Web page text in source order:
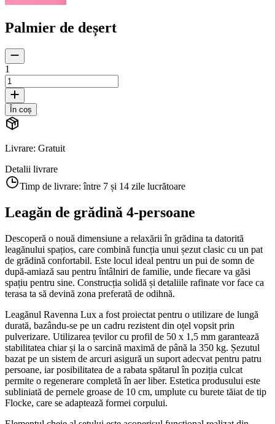
Palmier de deșert
1
În coș
Livrare: Gratuit
Detalii livrare
Timp de livrare:între 7 și 14 zile lucrătoare
Leagăn de grădină 4-persoane
Descoperă o nouă dimensiune a relaxării în grădina ta datorită
leagănului spațios, care combină funcția unui șezut clasic cu un pat
de grădină confortabil. Este locul ideal pentru un pui de somn de
după-amiază sau pentru întâlniri de familie, unde fiecare va găsi
spațiu pentru sine. Construcția solidă și detaliile rafinate vor face ca
terasa ta să devină zona preferată de odihnă.
Leagănul Ravenna Lux a fost proiectat pentru o utilizare de lungă
durată, bazându-se pe un cadru rezistent din oțel vopsit prin
pulverizare. Utilizarea țevilor cu profil de 50 x 1,5 mm garantează
stabilitatea chiar și la o sarcină maximă de până la 350 kg. Șezutul
bazat pe un sistem de arcuri asigură un suport adecvat pentru patru
persoane, iar posibilitatea de a rabata spătarul în poziția culcat
permite o regenerare completă în aer liber. Estetica produsului este
subliniată de pernele groase de 10 cm, umplute cu burete tăiat de tip
Flocke, care se adaptează formei corpului.